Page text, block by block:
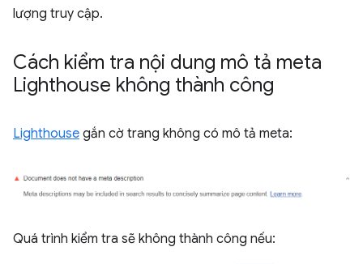
lượng truy cập.
Cách kiểm tra nội dung mô tả meta
Lighthouse không thành công
Lighthouse gắn cờ trang không có mô tả meta:
Quá trình kiểm tra sẽ không thành công nếu: